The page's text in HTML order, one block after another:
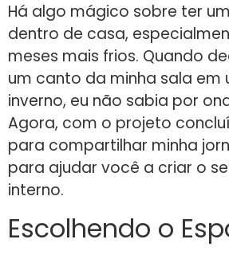
Há algo mágico sobre ter
dentro de casa,
meses mais frios. Quando
um canto da minha sala em
inverno, eu não sabia por
Agora, com o projeto
para compartilhar minha
para ajudar você a criar o
interno.
Escolhendo o